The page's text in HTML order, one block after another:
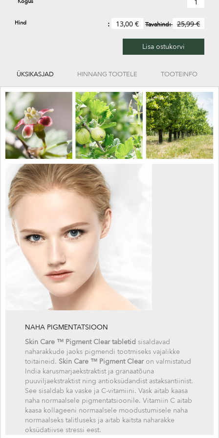
Hind 13,00 € Tavahind: 25,99 €
Lisa ostukorvi
ÜKSIKASJAD HINNANG TOOTELE TOOTEINFO
NAHA PIGMENTATSIOON
Skin Care ™ Pigment Clear tabletid sisaldavad
naharakkude jaoks pigmendi tootmiseks vajalikke
toitaineid. Skin Care ™ Pigment Clearon valmistatud
India karusmarjaekstraktist ja granaatõuna
puuviljaekstraktist ning antioksüdandist astaksantiinist.
See sisaldab ka vaske ja C-vitamiini. Vask aitab kaasa
naha normaalsele pigmentatsioonile. Vitamiin C aitab
kaasa kollageeni normaalsele moodustumisele naha
normaalseks talitluseks ja aitab kaitsta naharakke
oksüdatiivse stressi eest.